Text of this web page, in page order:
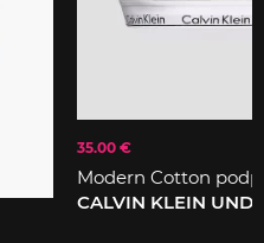
35.00 €
Modern Cotton
CALVIN KLEIN